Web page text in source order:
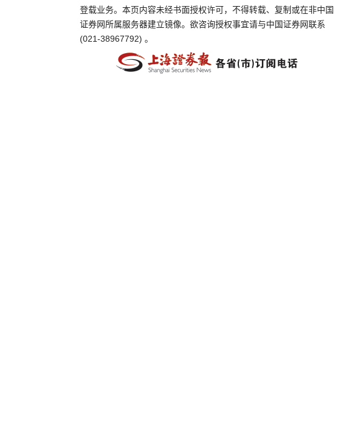
登载业务。本页内容未经书面授权许可，不得转载、复制或在非中国
证券网所属服务器建立镜像。欲咨询授权事宜请与中国证券网联系
(021-38967792) 。